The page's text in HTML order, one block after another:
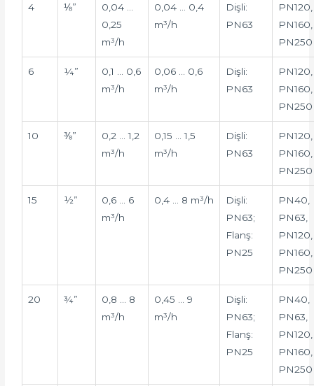
4 ⅛”
0,04 …
0,25
m³/h
0,04 … 0,4
m³/h
Dişli:
PN63
PN120,
PN160,
PN250
6 ¼”
0,1 … 0,6
m³/h
0,06 … 0,6
m³/h
Dişli:
PN63
PN120,
PN160,
PN250
10 ⅜”
0,2 … 1,2
m³/h
0,15 … 1,5
m³/h
Dişli:
PN63
PN120,
PN160,
PN250
15 ½”
0,6 … 6
m³/h
0,4 … 8 m³/h
Dişli:
PN63;
Flanş:
PN25
PN40,
PN63,
PN120,
PN160,
PN250
20 ¾”
0,8 … 8
m³/h
0,45 … 9
m³/h
Dişli:
PN63;
Flanş:
PN25
PN40,
PN63,
PN120,
PN160,
PN250